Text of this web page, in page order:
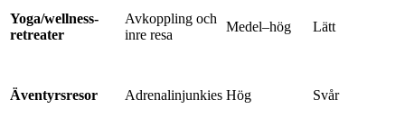
Yoga/wellness-
retreater
Avkoppling och
inre resa
Medel–hög Lätt
Äventyrsresor Adrenalinjunkies Hög Svår